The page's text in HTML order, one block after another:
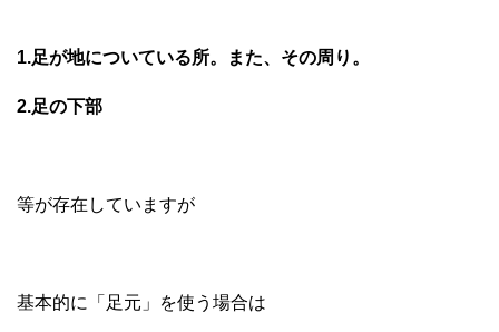
1.足が地についている所。また、その周り。
2.足の下部
等が存在していますが
基本的に「足元」を使う場合は